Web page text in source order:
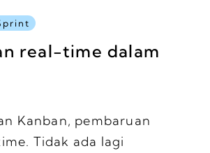
real-time dalam
Kanban, pembaruan
Tidak ada lagi